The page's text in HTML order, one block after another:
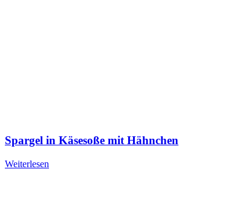
Spargel in Käsesoße mit Hähnchen
Weiterlesen